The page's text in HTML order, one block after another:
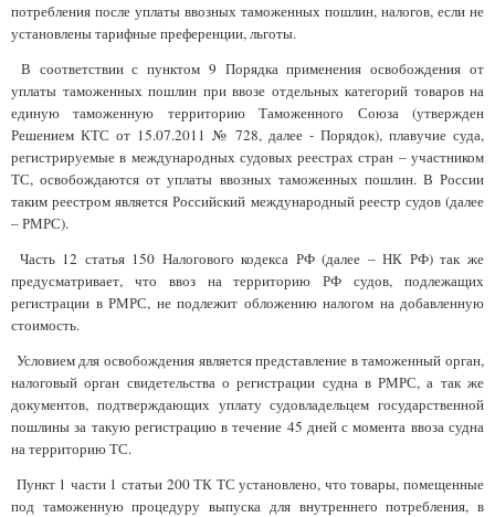
потребления после уплаты ввозных таможенных пошлин, налогов, если не
установлены тарифные преференции, льготы.
В соответствии с пунктом 9 Порядка применения освобождения от
уплаты таможенных пошлин при ввозе отдельных категорий товаров на
единую таможенную территорию Таможенного Союза (утвержден
Решением КТС от 15.07.2011 № 728, далее - Порядок), плавучие суда,
регистрируемые в международных судовых реестрах стран – участником
ТС, освобождаются от уплаты ввозных таможенных пошлин. В России
таким реестром является Российский международный реестр судов (далее
– РМРС).
Часть 12 статья 150 Налогового кодекса РФ (далее – НК РФ) так же
предусматривает, что ввоз на территорию РФ судов, подлежащих
регистрации в РМРС, не подлежит обложению налогом на добавленную
стоимость.
Условием для освобождения является представление в таможенный орган,
налоговый орган свидетельства о регистрации судна в РМРС, а так же
документов, подтверждающих уплату судовладельцем государственной
пошлины за такую регистрацию в течение 45 дней с момента ввоза судна
на территорию ТС.
Пункт 1 части 1 статьи 200 ТК ТС установлено, что товары, помещенные
под таможенную процедуру выпуска для внутреннего потребления, в